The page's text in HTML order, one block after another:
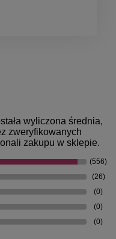
wyliczona średnia,
zweryfikowanych
zakupu w sklepie.
(556)
(26)
(0)
(0)
(0)